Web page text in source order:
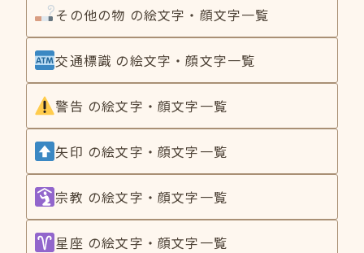
その他の物 の絵文字・顔文字一覧
交通標識 の絵文字・顔文字一覧
警告 の絵文字・顔文字一覧
矢印 の絵文字・顔文字一覧
宗教 の絵文字・顔文字一覧
星座 の絵文字・顔文字一覧